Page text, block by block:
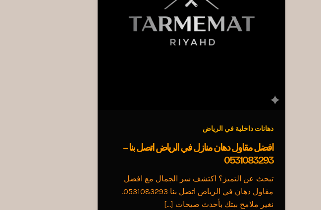
دهانات داخلية في الرياض
افضل مقاول دهان منازل في الرياض اتصل بنا –
0531083293
تبحث عن التميز؟ اكتشف سر الجمال مع افضل
مقاول دهان في الرياض اتصل بنا 0531083293.
نغير ملامح بيتك بأحدث صيحات […]